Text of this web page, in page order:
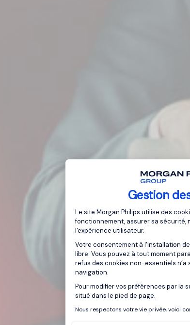
Gestion
Plateforme de
Le site Morgan Philips utilise des
fonctionnement, assurer sa sécurité,
l'expérience utilisateur.
Votre consentement à l'installation
libre. Vous pouvez à tout moment
refus des cookies non-essentiels
navigation.
Pour modifier vos préférences par la
situé dans le pied de page.
Nous respectons votre vie privée, voici
Axeptio